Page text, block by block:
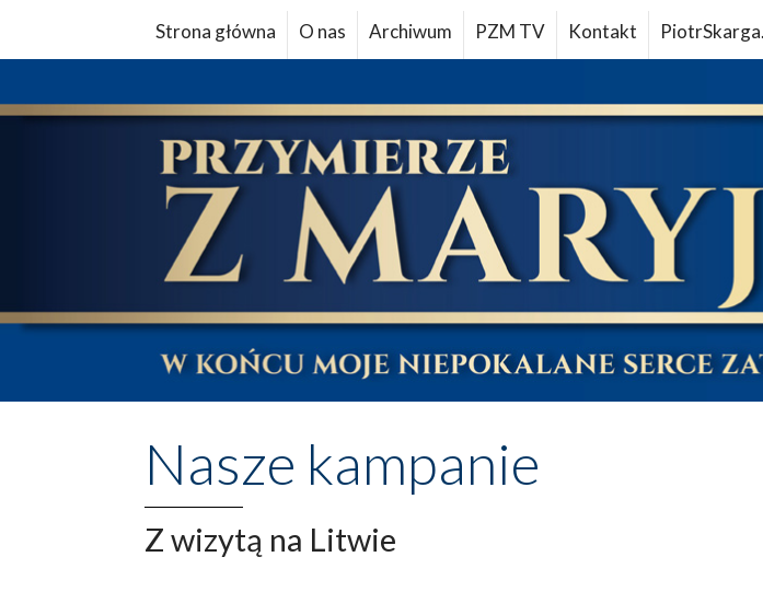
Strona główna O nas Archiwum PZM TV Kontakt
Nasze kampanie
Z wizytą na Litwie